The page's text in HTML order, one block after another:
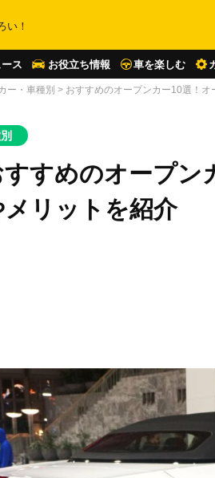
い！
ス お役立ち情報 車を楽しむ
ー・車種別 > おすすめのオープンカー10選！
すめのオープン
リットを紹介